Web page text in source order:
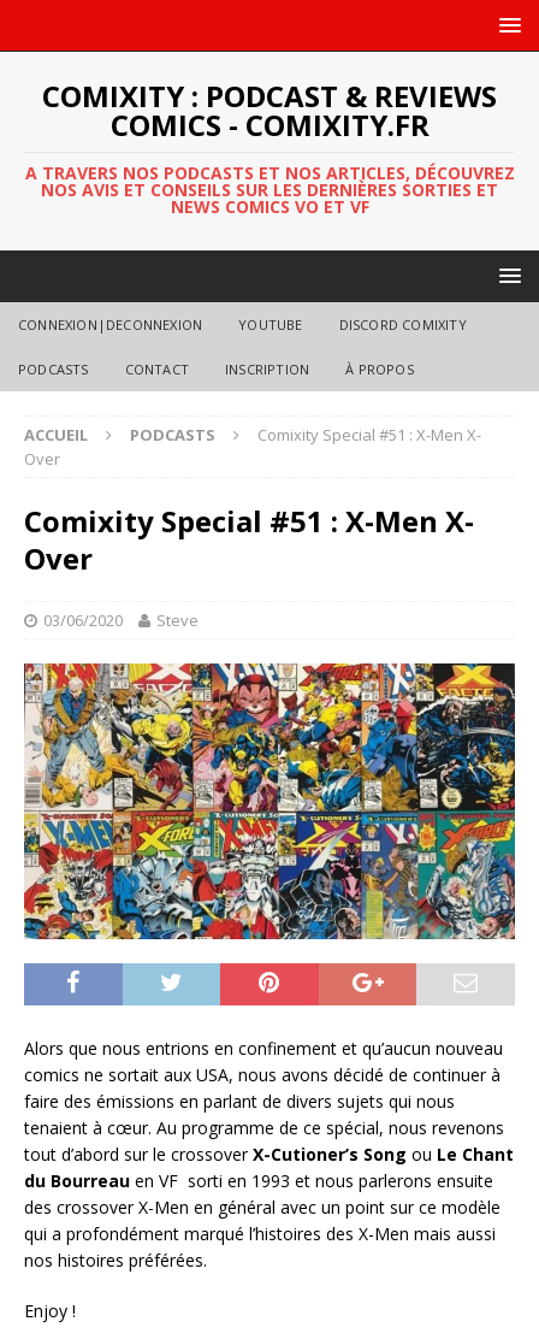
COMIXITY : PODCAST & REVIEWS
COMICS - COMIXITY.FR
A TRAVERS NOS PODCASTS ET NOS ARTICLES, DÉCOUVREZ
NOS AVIS ET CONSEILS SUR LES DERNIÈRES SORTIES ET
NEWS COMICS VO ET VF
CONNEXION|DECONNEXION YOUTUBE DISCORD COMIXITY
PODCASTS CONTACT INSCRIPTION À PROPOS
ACCUEIL PODCASTS
Comixity Special #51 : X-Men X-
Over
Comixity Special #51 : X-Men X-
Over
03/06/2020 Steve
Alors que nous entrions en confinement et qu’aucun nouveau
comics ne sortait aux USA, nous avons décidé de continuer à
faire des émissions en parlant de divers sujets qui nous
tenaient à cœur. Au programme de ce spécial, nous revenons
tout d’abord sur le crossoverX-Cutioner’s Song ou Le Chant
du Bourreau en VF sorti en 1993 et nous parlerons ensuite
des crossover X-Men en général avec un point sur ce modèle
qui a profondément marqué l’histoires des X-Men mais aussi
nos histoires préférées.
Enjoy !